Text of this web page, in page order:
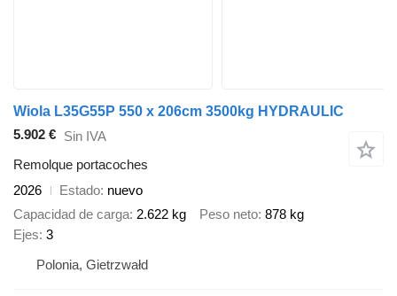
Wiola L35G55P 550 x 206cm 3500kg HYDRAULIC
5.902 € Sin IVA
Remolque portacoches
2026
Estado nuevo
Capacidad de carga 2.622 kg Peso neto 878 kg
Ejes 3
Polonia, Gietrzwałd